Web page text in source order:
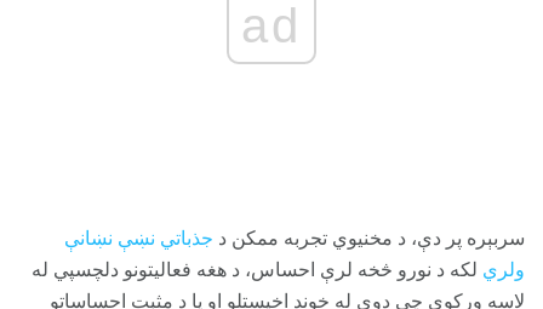
ad
سربېره پر دې، د مخنیوي تجربه ممکن د جذباتي نښې نښانې
ولري لکه د نورو څخه لرې احساس، د هغه فعالیتونو دلچسپي له
لاسه ورکوي چې دوی له خوند اخیستلو او یا د مثبت احساساتو